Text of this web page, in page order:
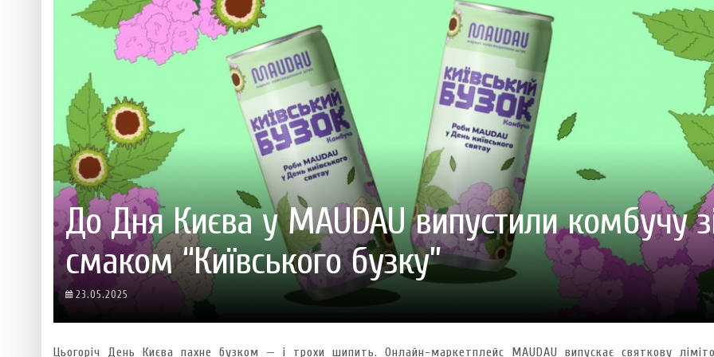
Ніжність, що смакує до чаю: новинка зефір від власної ТМ Varto вже у VARUS - 20.10.2025
Солодкий настрій у кожному шматочку: халва власної ТМ Varto вже у VARUS
VARUS запускає космічний Сирний фестиваль - 29.09.2025
Пивоколада від MAUDAU: як затримати літо в келиху - 22.09.2025
Який алкоголь підходить вашому знаку зодіаку: розбір астролога і керуючого баром
РОЗБІР АСТРОЛОГА І КЕРУЮЧОГО БАРОМ
ІДЕАЛЬНИЙ ДАЙКІРІ
ПЕЧИВО «ФРУТТАНЧИК» СПРОБУЙ ЗІ ЗНИЖКОЮ -40 %
400 ПОЗИЦІЙ,
СМАКИ
До Дня Києва у MAUDAU випустили комбучу
смаком “Київського бузку”
23.05.2025
Цьогоріч День Києва пахне бузком — і трохи шипить. Онлайн-маркетплейс MAUDAU випускає святкову